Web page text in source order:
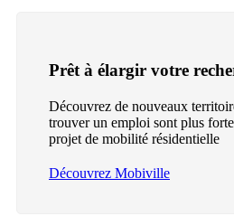
Prêt à élargir votre
Découvrez de nouveaux
trouver un emploi sont plus
projet de mobilité résidentielle
Découvrez Mobiville